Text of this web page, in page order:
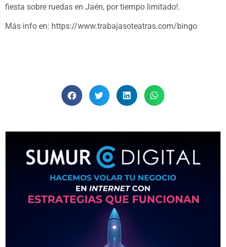
fiesta sobre ruedas en Jaén, por tiempo limitado!.
Más info en: https://www.trabajasoteatras.com/bingo